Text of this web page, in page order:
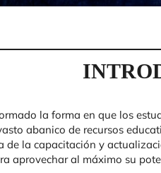
la forma en que los
abanico de recursos
la capacitación y
aprovechar al máximo su